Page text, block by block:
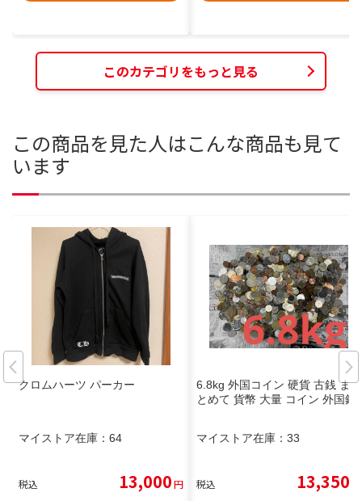
このカテゴリをもっと見る
この商品を見た人はこんな商品も見て
います
クロムハーツ パーカー
マイストア在庫： 64
税込 13,000円
6.8kg 外国コイン 硬貨 古銭 ま
とめて 貨幣 大量 コイン 外国銭
マイストア在庫： 33
税込 13,350